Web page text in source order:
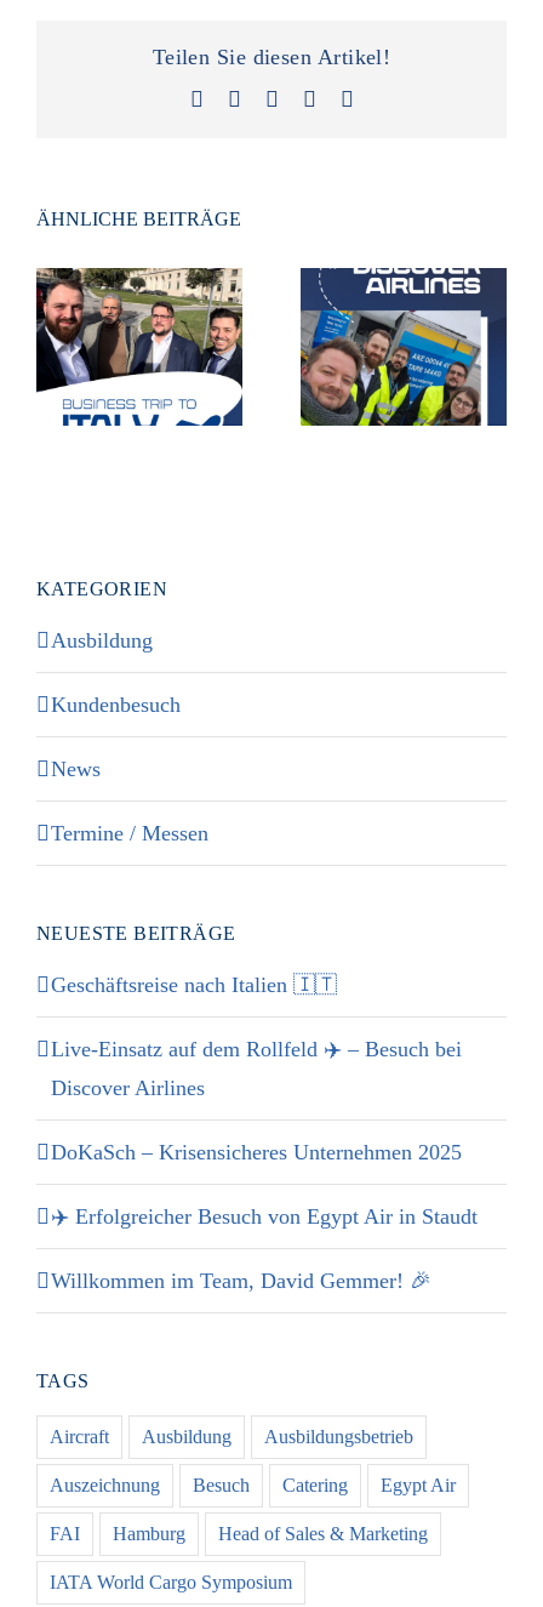
Teilen Sie diesen Artikel!
Facebook LinkedIn
Xing
ÄHNLICHE BEITRÄGE
Geschäftsreise
nach Italien 🇮🇹
Live-Einsatz auf
dem Rollfeld ✈️
– Besuch bei
Discover
KATEGORIEN
Ausbildung
Kundenbesuch
News
Termine / Messen
NEUESTE BEITRÄGE
Geschäftsreise nach Italien 🇮🇹
Live-Einsatz auf dem Rollfeld ✈️ – Besuch bei
Discover Airlines
DoKaSch – Krisensicheres Unternehmen 2025
✈️ Erfolgreicher Besuch von Egypt Air in Staudt
Willkommen im Team, David Gemmer! 🎉
TAGS
Aircraft Ausbildung Ausbildungsbetrieb
Auszeichnung Besuch Catering Egypt Air
FAI Hamburg Head of Sales & Marketing
IATA World Cargo Symposium